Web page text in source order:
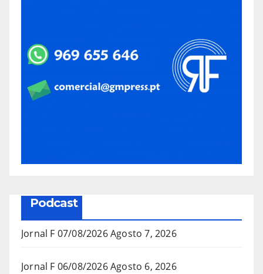
Podcast
Jornal F 07/08/2026Agosto 7, 2026
Jornal F 06/08/2026Agosto 6, 2026